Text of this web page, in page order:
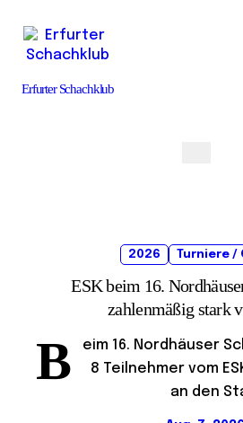
content
Erfurter Schachklub
2026 Turniere /
ESK beim 16.
zahlenmäßig stark
B
eim 16. Nordhäuser
8 Teilnehmer vom
an den